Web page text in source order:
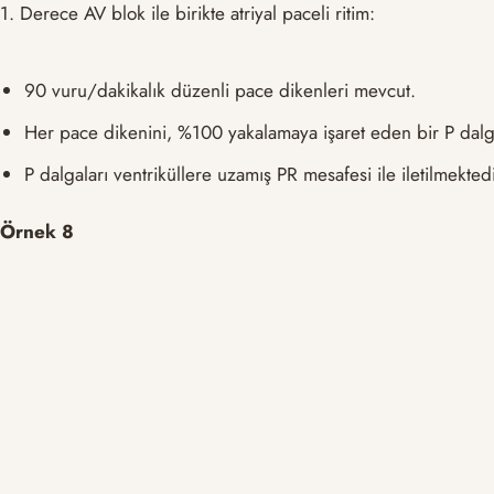
1. Derece AV blok ile birikte atriyal paceli ritim:
90 vuru/dakikalık düzenli pace dikenleri mevcut.
Her pace dikenini, %100 yakalamaya işaret eden bir P
P dalgaları ventriküllere uzamış PR mesafesi ile
Örnek 8